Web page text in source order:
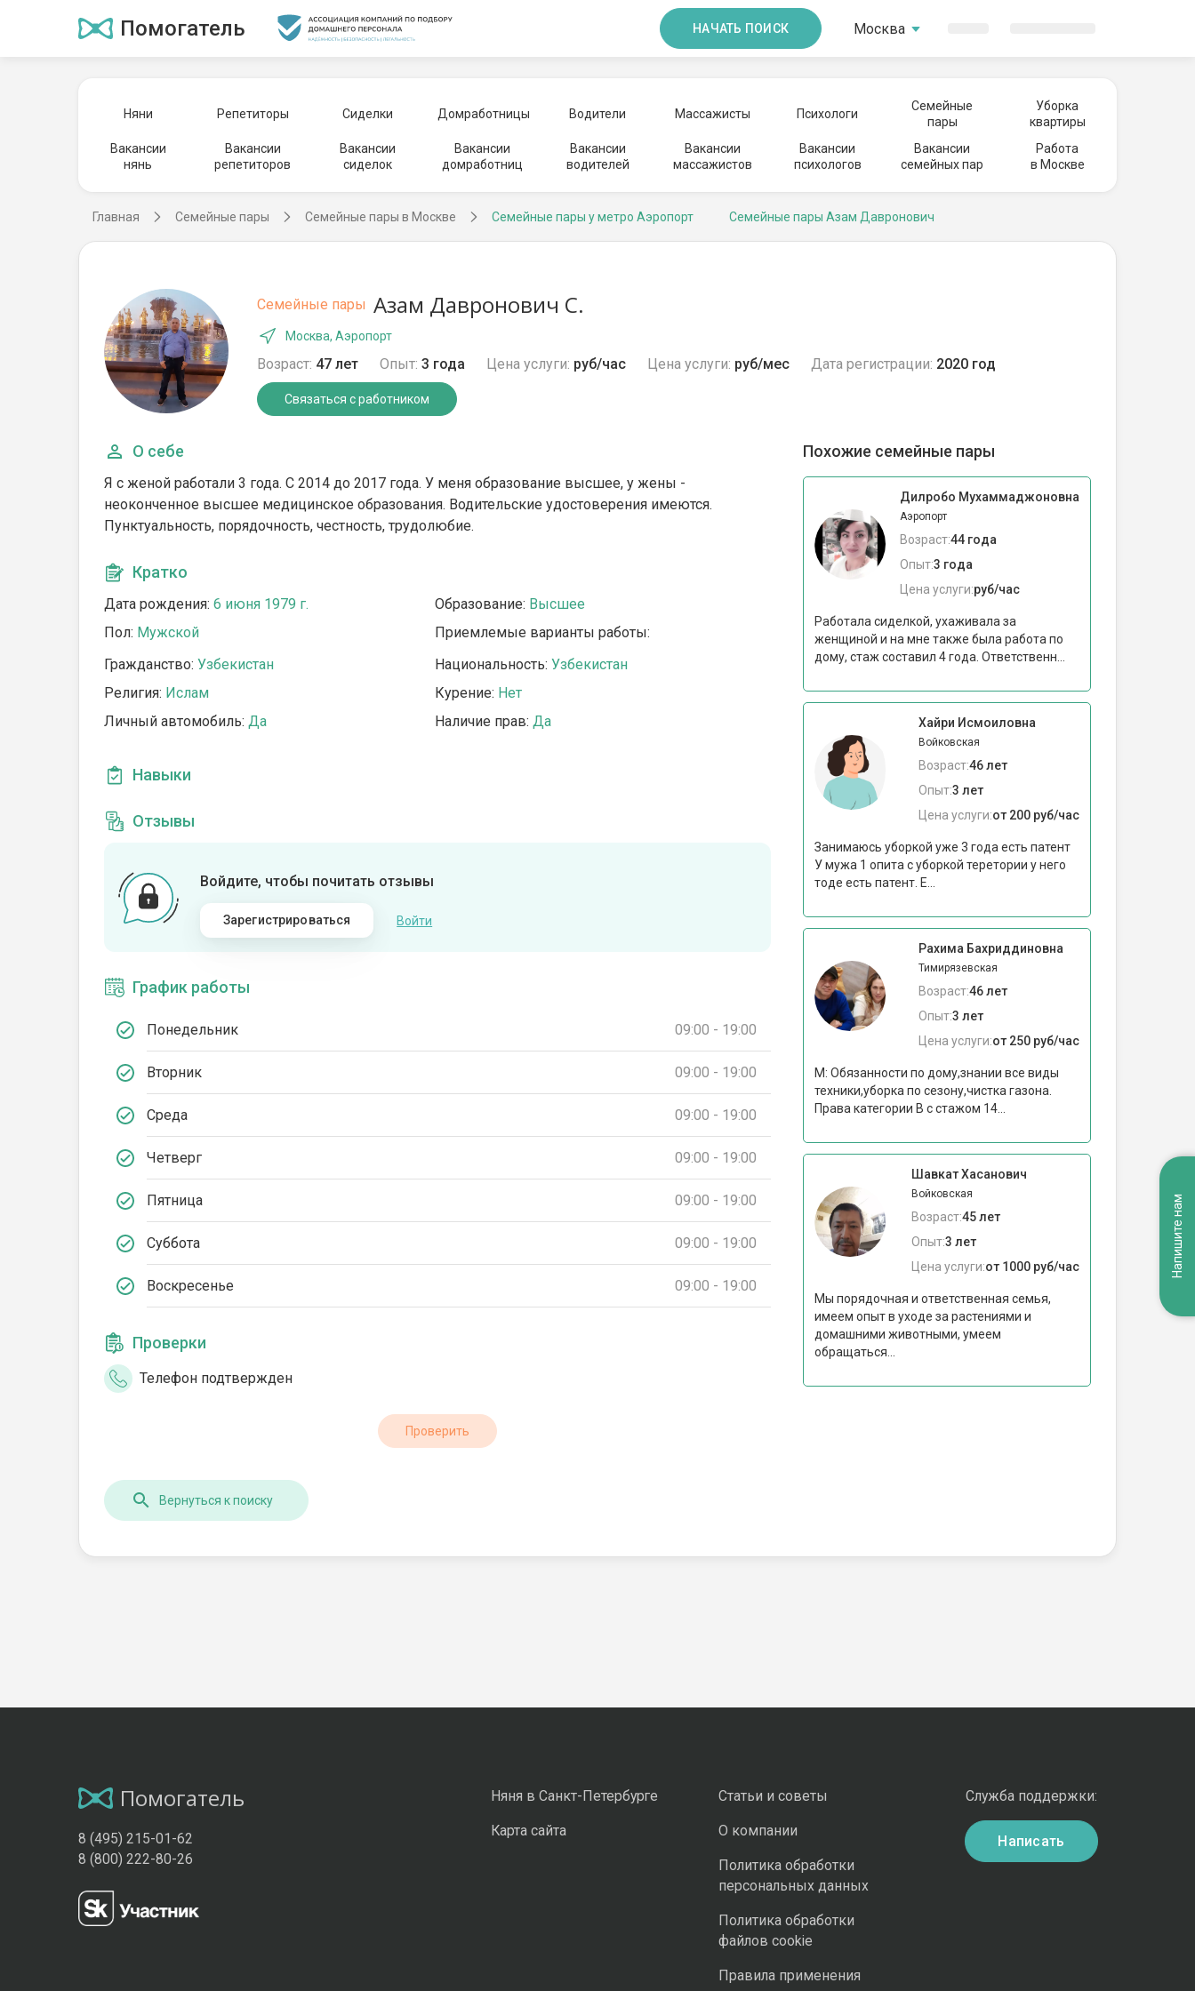
Помогатель НАЧАТЬ ПОИСК Москва
Няни Репетиторы Сиделки Домработницы Водители Массажисты Психологи
Семейные
пары
Уборка
квартиры
Вакансии
нянь
Вакансии
репетиторов
Вакансии
сиделок
Вакансии
домработниц
Вакансии
водителей
Вакансии
массажистов
Вакансии
психологов
Вакансии
семейных пар
Работа
в Москве
Главная Семейные пары Семейные пары в Москве Семейные пары у метро Аэропорт Семейные пары Азам Давронович
Семейные пары Азам Давронович С.
Москва, Аэропорт
Возраст: 47 лет Опыт: 3 года Цена услуги: руб/час Цена услуги: руб/мес Дата регистрации: 2020 год
Связаться с работником
О себе
Я с женой работали 3 года. С 2014 до 2017 года. У меня образование высшее, у жены -
неоконченное высшее медицинское образования. Водительские удостоверения имеются.
Пунктуальность, порядочность, честность, трудолюбие.
Кратко
Дата рождения: 6 июня 1979 г. Образование: Высшее
Пол: Мужской
Приемлемые варианты работы:
Гражданство: Узбекистан Национальность: Узбекистан
Религия: Ислам Курение: Нет
Личный автомобиль: Да Наличие прав: Да
Навыки
Отзывы
Войдите, чтобы почитать отзывы
Зарегистрироваться Войти
График работы
Понедельник 09:00 - 19:00
Вторник 09:00 - 19:00
Среда 09:00 - 19:00
Четверг 09:00 - 19:00
Пятница 09:00 - 19:00
Суббота 09:00 - 19:00
Воскресенье 09:00 - 19:00
Проверки
Телефон подтвержден
Проверить
Похожие семейные пары
Дилробо Мухаммаджоновна
Аэропорт
Возраст:44 года
Опыт:3 года
Цена услуги:руб/час
Работала сиделкой, ухаживала за
женщиной и на мне также была работа по
дому, стаж составил 4 года. Ответственн...
Хайри Исмоиловна
Войковская
Возраст:46 лет
Опыт:3 лет
Цена услуги:от 200 руб/час
Занимаюсь уборкой уже 3 года есть патент
У мужа 1 опита с уборкой теретории у него
тоде есть патент. Е...
Рахима Бахриддиновна
Тимирязевская
Возраст:46 лет
Опыт:3 лет
Цена услуги:от 250 руб/час
М: Обязанности по дому,знании все виды
техники,уборка по сезону,чистка газона.
Права категории В с стажом 14...
Шавкат Хасанович
Войковская
Возраст:45 лет
Опыт:3 лет
Цена услуги:от 1000 руб/час
Мы порядочная и ответственная семья,
имеем опыт в уходе за растениями и
домашними животными, умеем
обращаться...
Вернуться к поиску
Помогатель
8 (495) 215-01-62
8 (800) 222-80-26
Няня в Санкт-Петербурге
Карта сайта
Статьи и советы
О компании
Политика обработки
персональных данных
Политика обработки
файлов cookie
Правила применения
Служба поддержки:
Написать
Напишите нам